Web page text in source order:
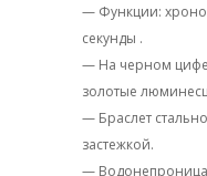
— Функции:
секунды .
— На черном
золотые
— Браслет
застежкой.
—